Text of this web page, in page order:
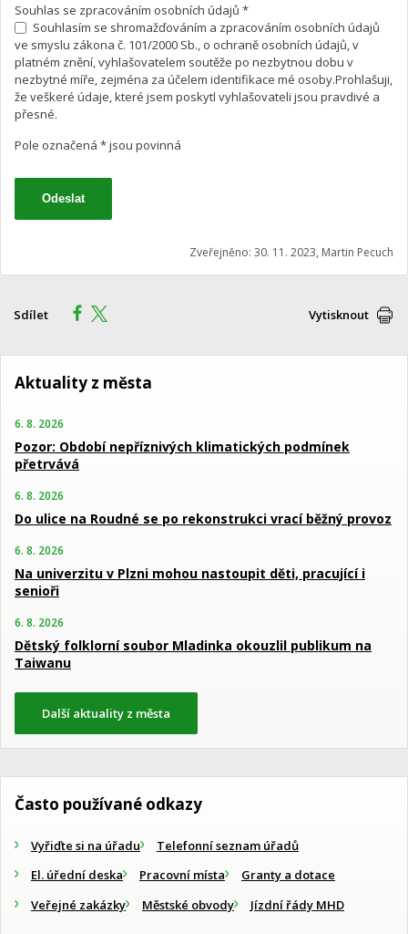
Souhlas se zpracováním osobních údajů *
Souhlasím se shromažďováním a zpracováním osobních údajů
ve smyslu zákona č. 101/2000 Sb., o ochraně osobních údajů, v
platném znění, vyhlašovatelem soutěže po nezbytnou dobu v
nezbytné míře, zejména za účelem identifikace mé osoby.Prohlašuji,
že veškeré údaje, které jsem poskytl vyhlašovateli jsou pravdivé a
přesné.
Pole označená * jsou povinná
Zveřejněno: 30. 11. 2023, Martin Pecuch
Sdílet Vytisknout
Aktuality z města
6. 8. 2026
Pozor: Období nepříznivých klimatických podmínek
přetrvává
6. 8. 2026
Do ulice na Roudné se po rekonstrukci vrací běžný provoz
6. 8. 2026
Na univerzitu v Plzni mohou nastoupit děti, pracující i
senioři
6. 8. 2026
Dětský folklorní soubor Mladinka okouzlil publikum na
Taiwanu
Další aktuality z města
Často používané odkazy
Vyřiďte si na úřadu
Telefonní seznam úřadů
El. úřední deska
Pracovní místa
Granty a dotace
Veřejné zakázky
Městské obvody Jízdní řády MHD